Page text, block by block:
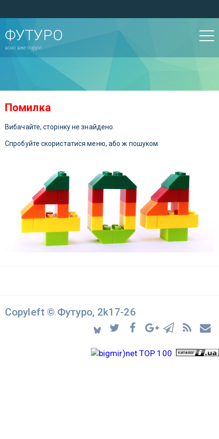
ФУТУРО
воно вже поруч!
Помилка
Вибачайте, сторінку не знайдено.
Спробуйте скористатися меню, або ж пошуком.
Copyleft © Футуро, 2k17-26